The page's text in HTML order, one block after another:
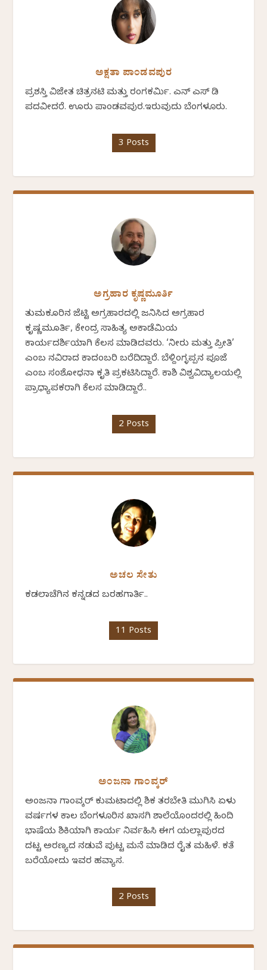
ಅಕ್ಷತಾ ಪಾಂಡವಪುರ
ಪ್ರಶಸ್ತಿ ವಿಜೇತ ಚಿತ್ರನಟಿ ಮತ್ತು ರಂಗಕರ್ಮಿ. ಎನ್ ಎಸ್ ಡಿ
ಪದವೀದರೆ. ಊರು ಪಾಂಡವಪುರ.ಇರುವುದು ಬೆಂಗಳೂರು.
3 Posts
ಅಗ್ರಹಾರ ಕೃಷ್ಣಮೂರ್ತಿ
ತುಮಕೂರಿನ ಜೆಟ್ಟಿ ಅಗ್ರಹಾರದಲ್ಲಿ ಜನಿಸಿದ ಅಗ್ರಹಾರ
ಕೃಷ್ಣಮೂರ್ತಿ, ಕೇಂದ್ರ ಸಾಹಿತ್ಯ ಅಕಾಡೆಮಿಯ
ಕಾರ್ಯದರ್ಶಿಯಾಗಿ ಕೆಲಸ ಮಾಡಿದವರು. ‘ನೀರು ಮತ್ತು ಪ್ರೀತಿ’
ಎಂಬ ನವಿರಾದ ಕಾದಂಬರಿ ಬರೆದಿದ್ದಾರೆ. ಬೆಳ್ದಿಂಗ್ಳಪ್ಪನ ಪೂಜೆ
ಎಂಬ ಸಂಶೋಧನಾ ಕೃತಿ ಪ್ರಕಟಿಸಿದ್ದಾರೆ. ಕಾಶಿ ವಿಶ್ವವಿದ್ಯಾಲಯಲ್ಲಿ
ಪ್ರಾಧ್ಯಾಪಕರಾಗಿ ಕೆಲಸ ಮಾಡಿದ್ದಾರೆ..
2 Posts
ಅಚಲ ಸೇತು
ಕಡಲಾಚೆಗಿನ ಕನ್ನಡದ ಬರಹಗಾರ್ತಿ..
11 Posts
ಅಂಜನಾ ಗಾಂವ್ಕರ್
ಅಂಜನಾ ಗಾಂವ್ಕರ್ ಕುಮಟಾದಲ್ಲಿ ಶಿಕ್ಷಕ ತರಬೇತಿ ಮುಗಿಸಿ ಏಳು
ವರ್ಷಗಳ ಕಾಲ ಬೆಂಗಳೂರಿನ ಖಾಸಗಿ ಶಾಲೆಯೊಂದರಲ್ಲಿ ಹಿಂದಿ
ಭಾಷೆಯ ಶಿಕ್ಷಕಿಯಾಗಿ ಕಾರ್ಯ ನಿರ್ವಹಿಸಿ ಈಗ ಯಲ್ಲಾಪುರದ
ದಟ್ಟ ಅರಣ್ಯದ ನಡುವೆ ಪುಟ್ಟ ಮನೆ ಮಾಡಿದ ರೈತ ಮಹಿಳೆ. ಕತೆ
ಬರೆಯೋದು ಇವರ ಹವ್ಯಾಸ.
2 Posts